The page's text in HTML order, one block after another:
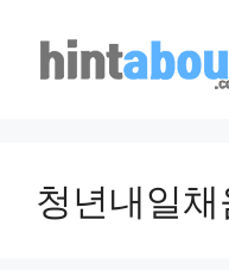
content
청년내일